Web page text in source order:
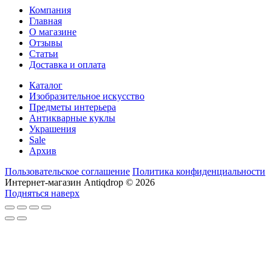
Компания
Главная
О магазине
Отзывы
Статьи
Доставка и оплата
Каталог
Изобразительное искусство
Предметы интерьера
Антикварные куклы
Украшения
Sale
Архив
Пользовательское соглашение Политика конфиденциальности
Интернет-магазин Antiqdrop © 2026
Подняться наверх